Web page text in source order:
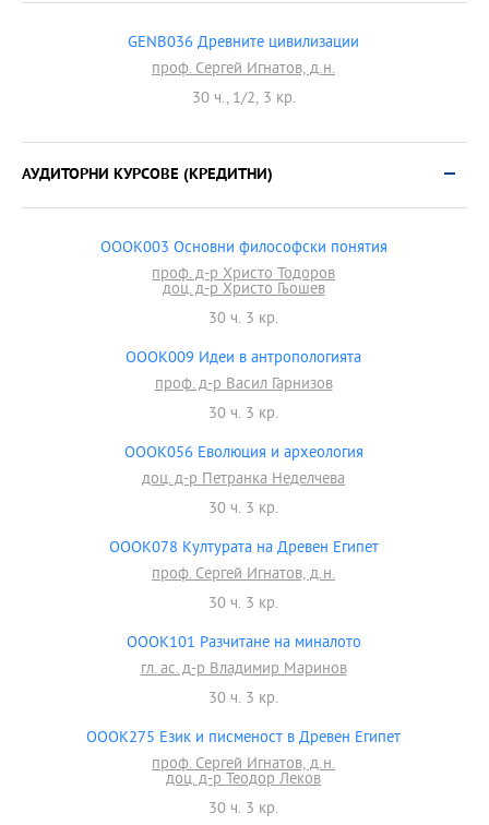
GENB036 Древните цивилизации
проф. Сергей Игнатов, д.н.
30 ч., 1/2, 3 кр.
АУДИТОРНИ КУРСОВЕ (КРЕДИТНИ)
OOOK003 Основни философски понятия
проф. д-р Христо Тодоров
доц. д-р Христо Гьошев
30 ч. 3 кр.
OOOK009 Идеи в антропологията
проф. д-р Васил Гарнизов
30 ч. 3 кр.
OOOK056 Еволюция и археология
доц. д-р Петранка Неделчева
30 ч. 3 кр.
OOOK078 Културата на Древен Египет
проф. Сергей Игнатов, д.н.
30 ч. 3 кр.
OOOK101 Разчитане на миналото
гл. ас. д-р Владимир Маринов
30 ч. 3 кр.
OOOK275 Език и писменост в Древен Египет
проф. Сергей Игнатов, д.н.
доц. д-р Теодор Леков
30 ч. 3 кр.